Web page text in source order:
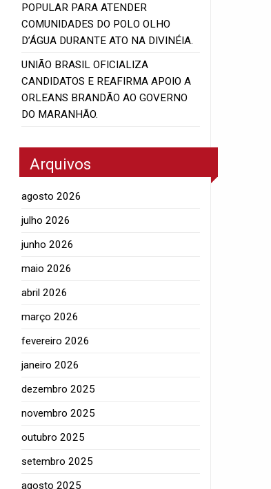
POPULAR PARA ATENDER
COMUNIDADES DO POLO OLHO
D’ÁGUA DURANTE ATO NA DIVINÉIA.
UNIÃO BRASIL OFICIALIZA
CANDIDATOS E REAFIRMA APOIO A
ORLEANS BRANDÃO AO GOVERNO
DO MARANHÃO.
Arquivos
agosto 2026
julho 2026
junho 2026
maio 2026
abril 2026
março 2026
fevereiro 2026
janeiro 2026
dezembro 2025
novembro 2025
outubro 2025
setembro 2025
agosto 2025